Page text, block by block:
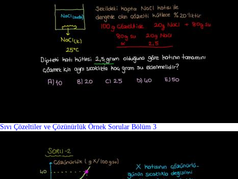
Sıvı Çözeltiler ve Çözünürlük Örnek Sorular Bölüm 3